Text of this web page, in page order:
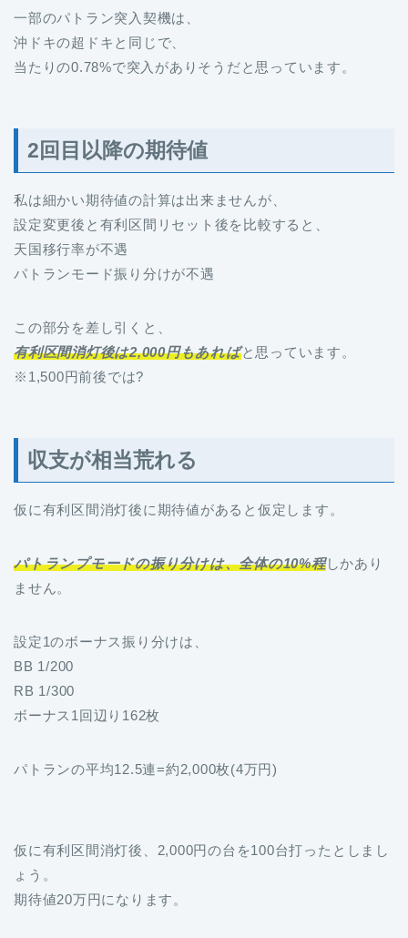
一部のパトラン突入契機は、
沖ドキの超ドキと同じで、
当たりの0.78%で突入がありそうだと思っています。
2回目以降の期待値
私は細かい期待値の計算は出来ませんが、
設定変更後と有利区間リセット後を比較すると、
天国移行率が不遇
パトランモード振り分けが不遇
この部分を差し引くと、
有利区間消灯後は2,000円もあればと思っています。
※1,500円前後では?
収支が相当荒れる
仮に有利区間消灯後に期待値があると仮定します。
パトランプモードの振り分けは、全体の10%程しかあり
ません。
設定1のボーナス振り分けは、
BB 1/200
RB 1/300
ボーナス1回辺り162枚
パトランの平均12.5連=約2,000枚(4万円)
仮に有利区間消灯後、2,000円の台を100台打ったとしまし
ょう。
期待値20万円になります。